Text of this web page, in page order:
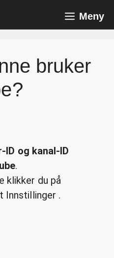
Meny
bruker
-ID og kanal-ID
.
klikker du på
Innstillinger .